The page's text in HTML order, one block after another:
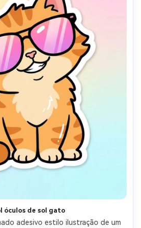
óculos de sol gato
adesivo estilo ilustração de um